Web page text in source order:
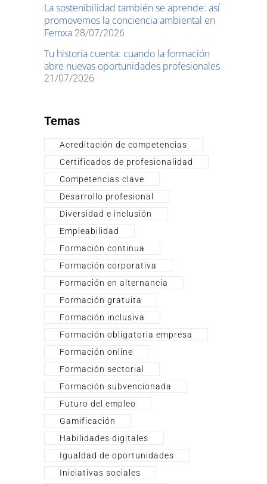
La sostenibilidad también se aprende: así
promovemos la conciencia ambiental en
Femxa 28/07/2026
Tu historia cuenta: cuando la formación
abre nuevas oportunidades profesionales
21/07/2026
Temas
Acreditación de competencias
Certificados de profesionalidad
Competencias clave
Desarrollo profesional
Diversidad e inclusión
Empleabilidad
Formación continua
Formación corporativa
Formación en alternancia
Formación gratuita
Formación inclusiva
Formación obligatoria empresa
Formación online
Formación sectorial
Formación subvencionada
Futuro del empleo
Gamificación
Habilidades digitales
Igualdad de oportunidades
Iniciativas sociales